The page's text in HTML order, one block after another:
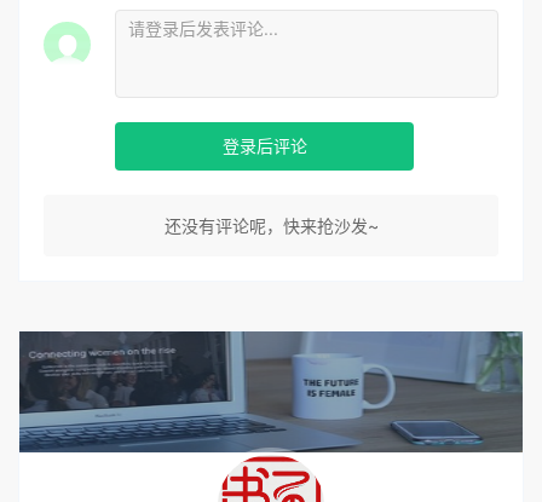
登录后评论
还没有评论呢，快来抢沙发~